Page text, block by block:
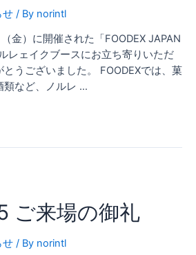
せ / By norintl
金）に開催された「FOODEX JAPAN
レェイクブースにお立ち寄りいただ
うございました。 FOODEXでは、菓
類など、ノルレ …
ご来場の御礼
せ / By norintl